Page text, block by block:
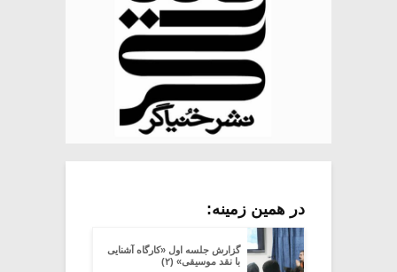
در همین زمینه:
گزارش جلسه اول «کارگاه آشنایی
با نقد موسیقی» (۲)